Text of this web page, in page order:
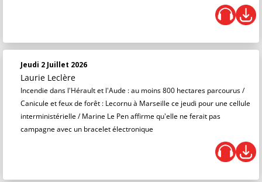
Jeudi 2 Juillet 2026
Laurie Leclère
Incendie dans l'Hérault et l'Aude : au moins 800 hectares parcourus /
Canicule et feux de forêt : Lecornu à Marseille ce jeudi pour une cellule
interministérielle / Marine Le Pen affirme qu'elle ne ferait pas
campagne avec un bracelet électronique